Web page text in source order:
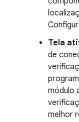
Tela
de
módulo
melhor